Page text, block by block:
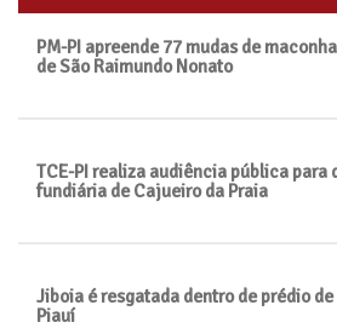
PM-PI apreende 77 mudas de
de São Raimundo Nonato
TCE-PI realiza audiência pública para
fundiária de Cajueiro da Praia
Jiboia é resgatada dentro de prédio
Piauí